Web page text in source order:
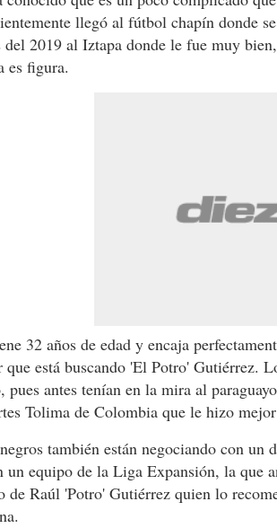
llegó al fútbol chapín donde
2019 al Iztapa donde le fue muy
es figura.
32 años de edad y encaja
que está buscando 'El Potro' Gutiérrez.
pues antes tenían en la mira al
Tolima de Colombia que le hizo
también están negociando con un
un equipo de la Liga Expansión, la que
de Raúl 'Potro' Gutiérrez quien lo